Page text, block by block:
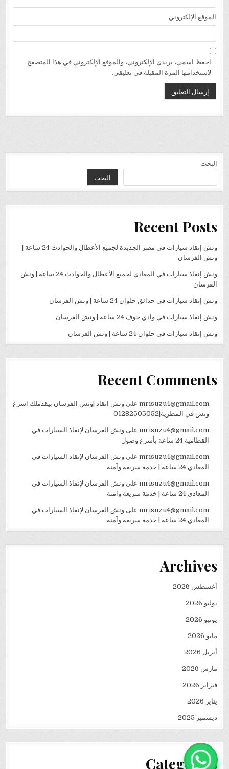
الموقع الإلكتروني
احفظ اسمي، بريدي الإلكتروني، والموقع الإلكتروني في هذا المتصفح
لاستخدامها المرة المقبلة في تعليقي.
البحث
البحث
Recent Posts
ونش إنقاذ سيارات في مصر الجديدة لجميع الأعطال والحوادث 24 ساعة |
ونش الفرسان
ونش إنقاذ سيارات في المعادي لجميع الأعطال والحوادث 24 ساعة | ونش
الفرسان
ونش إنقاذ سيارات في حدائق حلوان 24 ساعة | ونش الفرسان
ونش إنقاذ سيارات في وادي حوف 24 ساعة | ونش الفرسان
ونش إنقاذ سيارات في حلوان 24 ساعة | ونش الفرسان
Recent Comments
mrisuzu4@gmail.comعلى ونش انقاذ |ونش الفرسان بيقدملك اسرع
ونش في المطرية|01282505052
mrisuzu4@gmail.comعلى ونش الفرسان لإنقاذ السيارات في
القطامية 24 ساعة بأسرع وصول
mrisuzu4@gmail.comعلى ونش الفرسان لإنقاذ السيارات في
المعادي 24 ساعة | خدمة سريعة وآمنة
mrisuzu4@gmail.comعلى ونش الفرسان لإنقاذ السيارات في
المعادي 24 ساعة | خدمة سريعة وآمنة
mrisuzu4@gmail.comعلى ونش الفرسان لإنقاذ السيارات في
المعادي 24 ساعة | خدمة سريعة وآمنة
Archives
أغسطس 2026
يوليو 2026
يونيو 2026
مايو 2026
أبريل 2026
مارس 2026
فبراير 2026
يناير 2026
ديسمبر 2025
Categories